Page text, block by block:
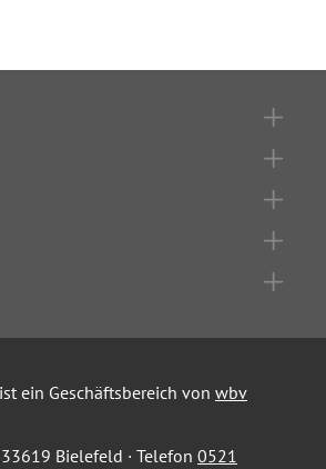
ist ein Geschäftsbereich von wbv
Bielefeld · Telefon 0521